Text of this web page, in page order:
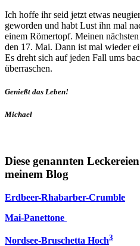
Ich hoffe ihr seid jetzt etwas
geworden und habt Lust ihn mal
einem Römertopf. Meinen
den 17. Mai. Dann ist mal wieder
Es dreht sich auf jeden Fall ums
überraschen.
Genießt das Leben!
Michael
Diese genannten
meinem Blog
Erdbeer-Rhabarber-Crumble
Mai-Panettone
Nordsee-Bruschetta Hoch3